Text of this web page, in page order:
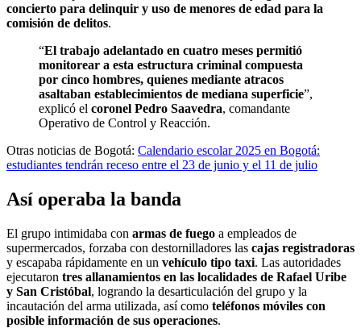
concierto para delinquir y uso de menores de edad para la
comisión de delitos.
“El trabajo adelantado en cuatro meses permitió
monitorear a esta estructura criminal compuesta
por cinco hombres, quienes mediante atracos
asaltaban establecimientos de mediana superficie”,
explicó el coronel Pedro Saavedra, comandante
Operativo de Control y Reacción.
Otras noticias de Bogotá: Calendario escolar 2025 en Bogotá:
estudiantes tendrán receso entre el 23 de junio y el 11 de julio
Así operaba la banda
El grupo intimidaba con armas de fuego a empleados de
supermercados, forzaba con destornilladores las cajas registradoras
y escapaba rápidamente en un vehículo tipo taxi. Las autoridades
ejecutaron tres allanamientos en las localidades de Rafael Uribe
y San Cristóbal, logrando la desarticulación del grupo y la
incautación del arma utilizada, así como teléfonos móviles con
posible información de sus operaciones.